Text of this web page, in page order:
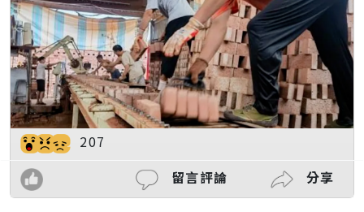
207
留言評論
分享